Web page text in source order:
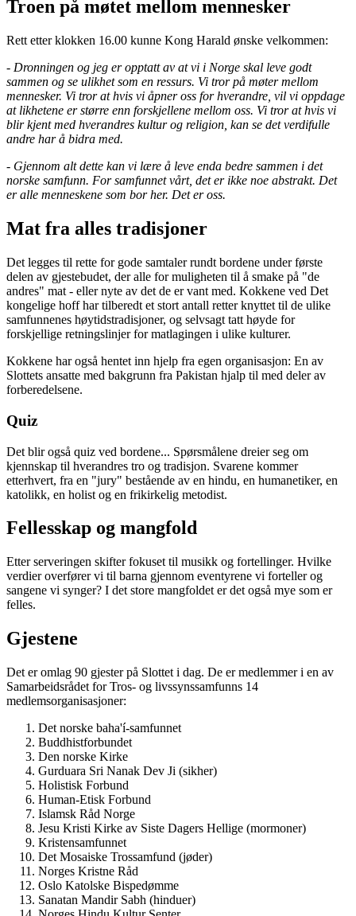
Troen på møtet mellom mennesker
Rett etter klokken 16.00 kunne Kong Harald ønske velkommen:
- Dronningen og jeg er opptatt av at vi i Norge skal leve godt
sammen og se ulikhet som en ressurs. Vi tror på møter mellom
mennesker. Vi tror at hvis vi åpner oss for hverandre, vil vi oppdage
at likhetene er større enn forskjellene mellom oss. Vi tror at hvis vi
blir kjent med hverandres kultur og religion, kan se det verdifulle
andre har å bidra med.
- Gjennom alt dette kan vi lære å leve enda bedre sammen i det
norske samfunn. For samfunnet vårt, det er ikke noe abstrakt. Det
er alle menneskene som bor her. Det er oss.
Mat fra alles tradisjoner
Det legges til rette for gode samtaler rundt bordene under første
delen av gjestebudet, der alle for muligheten til å smake på "de
andres" mat - eller nyte av det de er vant med. Kokkene ved Det
kongelige hoff har tilberedt et stort antall retter knyttet til de ulike
samfunnenes høytidstradisjoner, og selvsagt tatt høyde for
forskjellige retningslinjer for matlagingen i ulike kulturer.
Kokkene har også hentet inn hjelp fra egen organisasjon: En av
Slottets ansatte med bakgrunn fra Pakistan hjalp til med deler av
forberedelsene.
Quiz
Det blir også quiz ved bordene... Spørsmålene dreier seg om
kjennskap til hverandres tro og tradisjon. Svarene kommer
etterhvert, fra en "jury" bestående av en hindu, en humanetiker, en
katolikk, en holist og en frikirkelig metodist.
Fellesskap og mangfold
Etter serveringen skifter fokuset til musikk og fortellinger. Hvilke
verdier overfører vi til barna gjennom eventyrene vi forteller og
sangene vi synger? I det store mangfoldet er det også mye som er
felles.
Gjestene
Det er omlag 90 gjester på Slottet i dag. De er medlemmer i en av
Samarbeidsrådet for Tros- og livssynssamfunns 14
medlemsorganisasjoner:
Det norske baha'í-samfunnet
Buddhistforbundet
Den norske Kirke
Gurduara Sri Nanak Dev Ji (sikher)
Holistisk Forbund
Human-Etisk Forbund
Islamsk Råd Norge
Jesu Kristi Kirke av Siste Dagers Hellige (mormoner)
Kristensamfunnet
Det Mosaiske Trossamfund (jøder)
Norges Kristne Råd
Oslo Katolske Bispedømme
Sanatan Mandir Sabh (hinduer)